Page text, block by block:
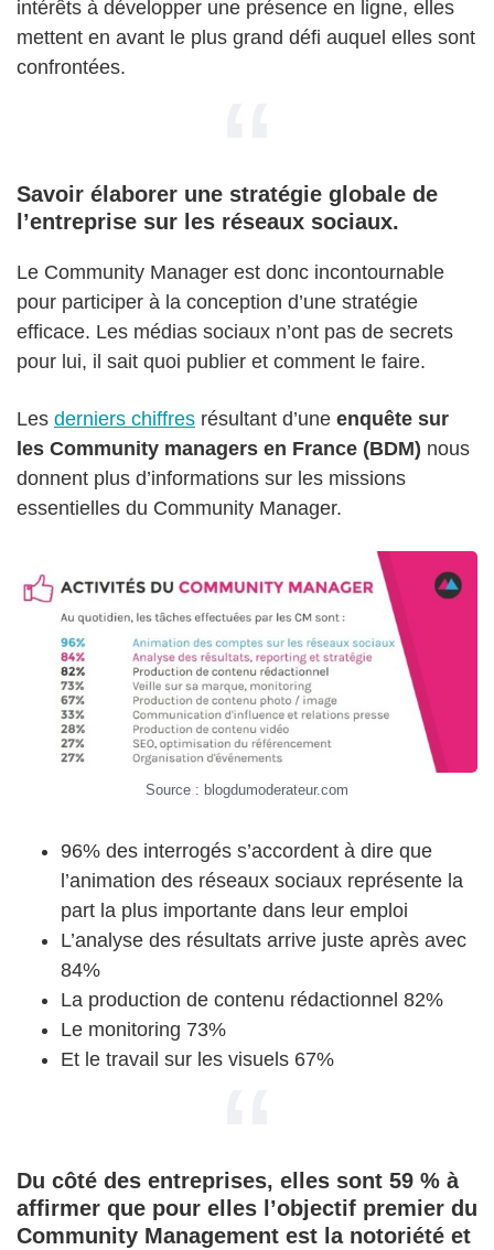
intérêts à développer une présence en ligne, elles
mettent en avant le plus grand défi auquel elles sont
confrontées.
Savoir élaborer une stratégie globale de
l’entreprise sur les réseaux sociaux.
Le Community Manager est donc incontournable
pour participer à la conception d’une stratégie
efficace. Les médias sociaux n’ont pas de secrets
pour lui, il sait quoi publier et comment le faire.
Les derniers chiffres résultant d’une enquête sur
les Community managers en France (BDM) nous
donnent plus d’informations sur les missions
essentielles du Community Manager.
Source : blogdumoderateur.com
96% des interrogés s’accordent à dire que
l’animation des réseaux sociaux représente la
part la plus importante dans leur emploi
L’analyse des résultats arrive juste après avec
84%
La production de contenu rédactionnel 82%
Le monitoring 73%
Et le travail sur les visuels 67%
Du côté des entreprises, elles sont 59 % à
affirmer que pour elles l’objectif premier du
Community Management est la notoriété et